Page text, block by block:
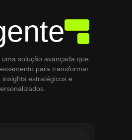
uma solução avançada que
para transformar
insights estratégicos e